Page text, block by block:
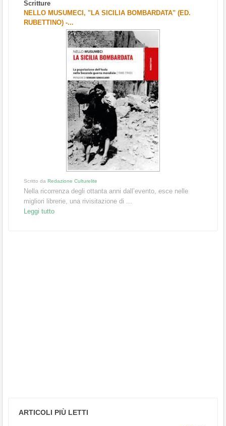
Scritture
NELLO MUSUMECI, "LA SICILIA BOMBARDATA" (ED.
RUBETTINO) -...
Scritto da Redazione Culturelite
Nella ricorrenza degli ottanta anni dall’evento, esce nelle
migliori librerie, una rivisitazione di ...
Leggi tutto
ARTICOLI PIÙ LETTI